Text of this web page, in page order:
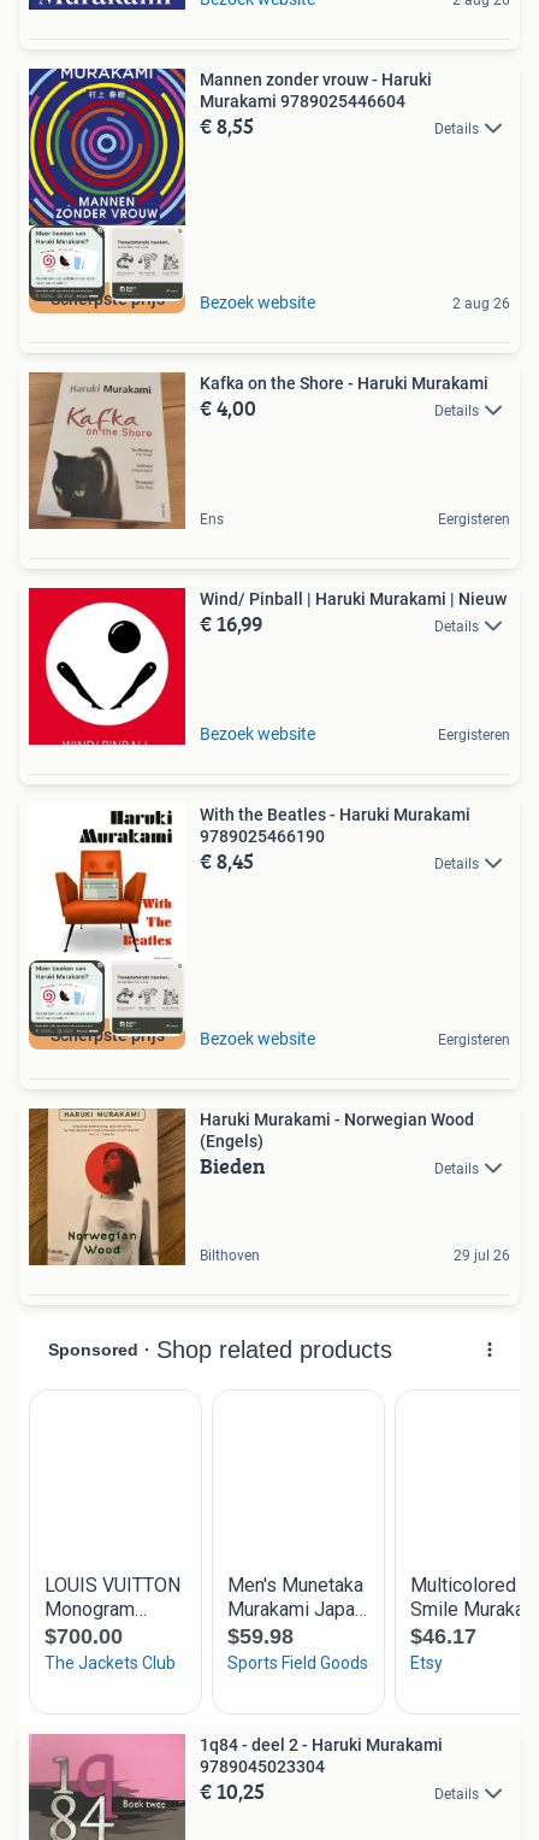
Scherpste prijs
Mannen zonder vrouw - Haruki
Murakami 9789025446604
€ 8,55 Details
Bezoek website 2 aug 26
Kafka on the Shore - Haruki Murakami
€ 4,00 Details
Ens Eergisteren
Wind/ Pinball | Haruki Murakami | Nieuw
€ 16,99 Details
Bezoek website Eergisteren
Scherpste prijs
With the Beatles - Haruki Murakami
9789025466190
€ 8,45 Details
Bezoek website Eergisteren
Haruki Murakami - Norwegian Wood
(Engels)
Bieden Details
Bilthoven 29 jul 26
1q84 - deel 2 - Haruki Murakami
9789045023304
€ 10,25 Details